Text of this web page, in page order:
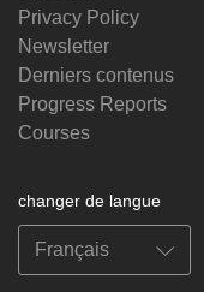
Privacy Policy
Newsletter
Derniers contenus
Progress Reports
Courses
changer de langue